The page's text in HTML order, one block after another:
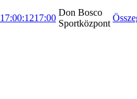
17:00:1217:00
Don Bosco
Sportközpont